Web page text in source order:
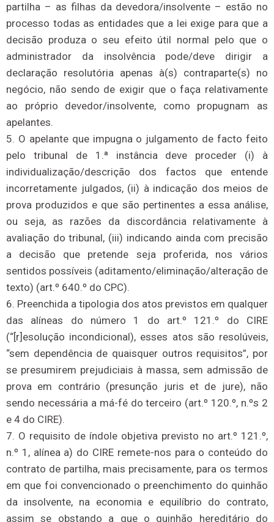
partilha – as filhas da devedora/insolvente – estão no
processo todas as entidades que a lei exige para que a
decisão produza o seu efeito útil normal pelo que o
administrador da insolvência pode/deve dirigir a
declaração resolutória apenas à(s) contraparte(s) no
negócio, não sendo de exigir que o faça relativamente
ao próprio devedor/insolvente, como propugnam as
apelantes.
5. O apelante que impugna o julgamento de facto feito
pelo tribunal de 1.ª instância deve proceder (i) à
individualização/descrição dos factos que entende
incorretamente julgados, (ii) à indicação dos meios de
prova produzidos e que são pertinentes a essa análise,
ou seja, as razões da discordância relativamente à
avaliação do tribunal, (iii) indicando ainda com precisão
a decisão que pretende seja proferida, nos vários
sentidos possíveis (aditamento/eliminação/alteração de
texto) (art.º 640.º do CPC).
6. Preenchida a tipologia dos atos previstos em qualquer
das alíneas do número 1 do art.º 121.º do CIRE
(“[r]esolução incondicional), esses atos são resolúveis,
“sem dependência de quaisquer outros requisitos”, por
se presumirem prejudiciais à massa, sem admissão de
prova em contrário (presunção juris et de jure), não
sendo necessária a má-fé do terceiro (art.º 120.º, n.ºs 2
e 4 do CIRE).
7. O requisito de índole objetiva previsto no art.º 121.º,
n.º 1, alínea a) do CIRE remete-nos para o conteúdo do
contrato de partilha, mais precisamente, para os termos
em que foi convencionado o preenchimento do quinhão
da insolvente, na economia e equilíbrio do contrato,
assim se obstando a que o quinhão hereditário do